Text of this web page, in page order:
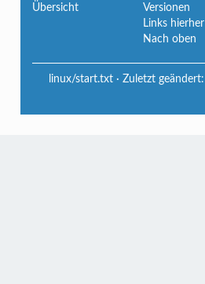
Übersicht
Versionen
Links hierher
Nach oben
linux/start.txt · Zuletzt geändert: